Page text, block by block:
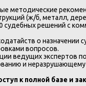
методические
(ж/б, металл,
судебных решений с
о назначении
вопросов.
ведущих экспертов
и
к полной базе и